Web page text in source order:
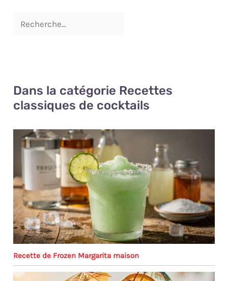
Dans la catégorie Recettes
classiques de cocktails
Recette de Frozen Margarita maison